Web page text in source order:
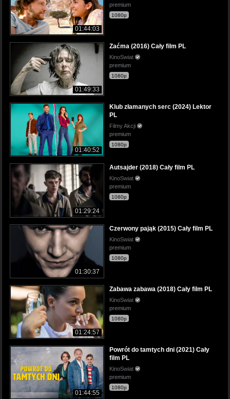
01:44:03
premium
1080p
01:49:33
Zaćma (2016) Cały film PL
KinoSwiat
premium
1080p
01:40:52
Klub złamanych serc (2024) Lektor
PL
Filmy Akcji
premium
1080p
01:29:24
Autsajder (2018) Cały film PL
KinoSwiat
premium
1080p
01:30:37
Czerwony pająk (2015) Cały film PL
KinoSwiat
premium
1080p
01:24:57
Zabawa zabawa (2018) Cały film PL
KinoSwiat
premium
1080p
01:44:55
Powrót do tamtych dni (2021) Cały
film PL
KinoSwiat
premium
1080p